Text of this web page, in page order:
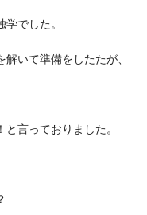
でした。
いて準備をしたたが、
言っておりました。